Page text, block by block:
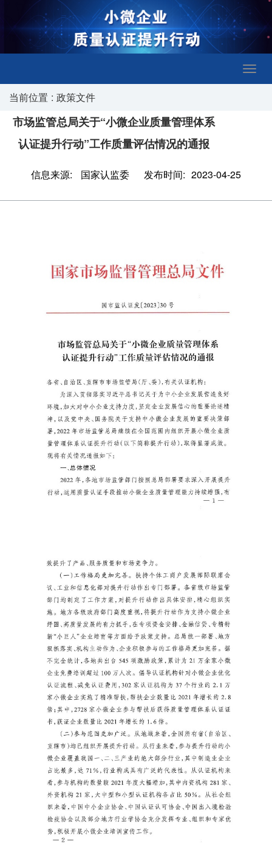
当前位置 : 政策文件
市场监管总局关于“小微企业质量管理体系
认证提升行动”工作质量评估情况的通报
信息来源: 国家认监委 发布时间: 2023-04-25